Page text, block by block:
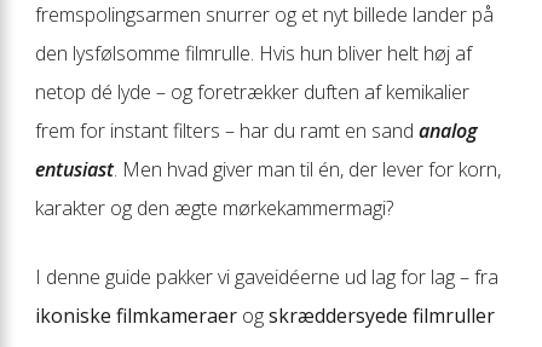
fremspolingsarmen snurrer og et nyt billede lander på
den lysfølsomme filmrulle. Hvis hun bliver helt høj af
netop dé lyde – og foretrækker duften af kemikalier
frem for instant filters – har du ramt en sand analog
entusiast. Men hvad giver man til én, der lever for korn,
karakter og den ægte mørkekammermagi?
I denne guide pakker vi gaveidéerne ud lag for lag – fra
ikoniske filmkameraer ogskræddersyede filmruller